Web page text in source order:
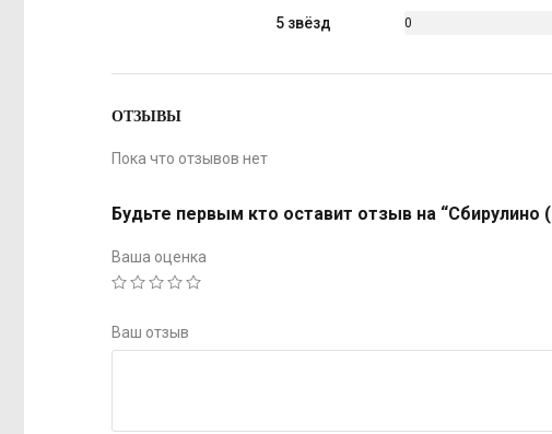
5 звёзд
0
ОТЗЫВЫ
Пока что отзывов нет
Будьте первым кто оставит отзыв на “Сбирулино
Ваша оценка
Ваш отзыв